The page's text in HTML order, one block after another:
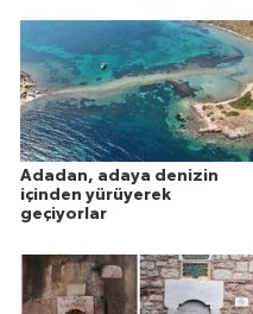
Adadan, adaya denizin
içinden yürüyerek
geçiyorlar